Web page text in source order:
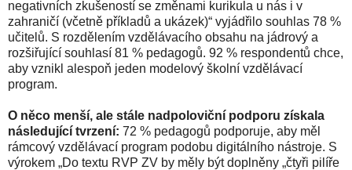
negativních zkušeností se změnami kurikula u nás i v
zahraničí (včetně příkladů a ukázek)“ vyjádřilo souhlas 78 %
učitelů. S rozdělením vzdělávacího obsahu na jádrový a
rozšiřující souhlasí 81 % pedagogů. 92 % respondentů chce,
aby vznikl alespoň jeden modelový školní vzdělávací
program.
O něco menší, ale stále nadpoloviční podporu získala
následující tvrzení: 72 % pedagogů podporuje, aby měl
rámcový vzdělávací program podobu digitálního nástroje. S
výrokem „Do textu RVP ZV by měly být doplněny „čtyři pilíře